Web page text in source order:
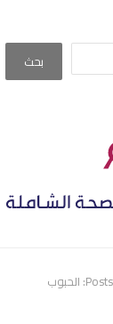
بحث
الحبوب